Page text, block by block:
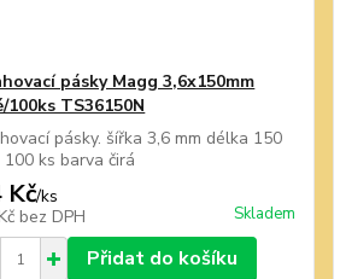
pásky Magg 3,6x150mm
100ks TS36150N
pásky. šířka 3,6 mm délka 150
100 ks barva čirá
Kč/ks
bez DPH Skladem
Přidat do košíku